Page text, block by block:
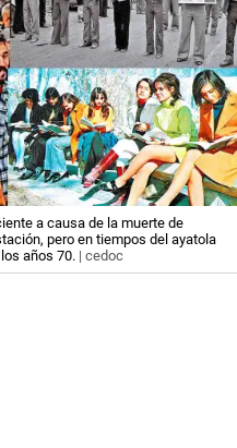
a causa de la muerte de
pero en tiempos del ayatola
años 70. | cedoc